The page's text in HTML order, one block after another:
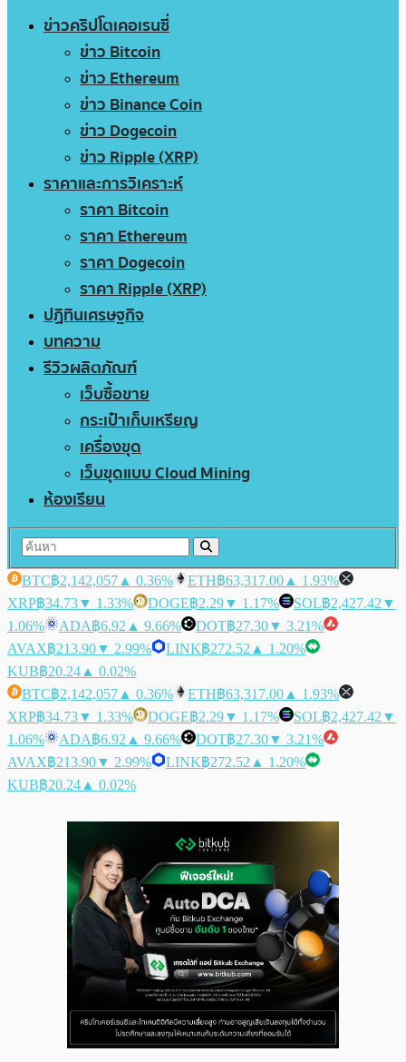
ข่าวคริปโตเคอเรนซี่
ข่าว Bitcoin
ข่าว Ethereum
ข่าว Binance Coin
ข่าว Dogecoin
ข่าว Ripple (XRP)
ราคาและการวิเคราะห์
ราคา Bitcoin
ราคา Ethereum
ราคา Dogecoin
ราคา Ripple (XRP)
ปฏิทินเศรษฐกิจ
บทความ
รีวิวผลิตภัณฑ์
เว็บซื้อขาย
กระเป๋าเก็บเหรียญ
เครื่องขุด
เว็บขุดแบบ Cloud Mining
ห้องเรียน
BTC฿2,142,057 ▲ 0.36% ETH฿63,317.00 ▲ 1.93%
XRP฿34.73▼ 1.33% DOGE฿2.29▼ 1.17% SOL฿2,427.42 ▼
1.06%
ADA฿6.92 ▲ 9.66% DOT฿27.30▼ 3.21%
AVAX฿213.90▼ 2.99% LINK฿272.52 ▲ 1.20%
KUB฿20.24 ▲ 0.02%
BTC฿2,142,057 ▲ 0.36% ETH฿63,317.00 ▲ 1.93%
XRP฿34.73▼ 1.33% DOGE฿2.29▼ 1.17% SOL฿2,427.42 ▼
1.06%
ADA฿6.92 ▲ 9.66% DOT฿27.30▼ 3.21%
AVAX฿213.90▼ 2.99% LINK฿272.52 ▲ 1.20%
KUB฿20.24 ▲ 0.02%